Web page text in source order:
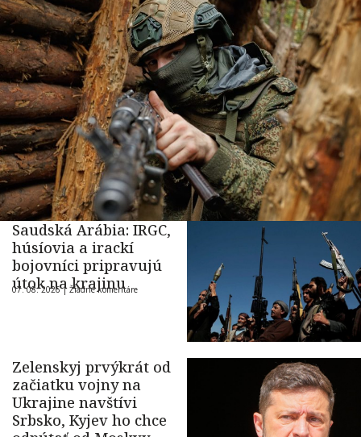
Saudská Arábia: IRGC,
húsíovia a irackí
bojovníci pripravujú
útok na krajinu
07. 08. 2026 |Žiadne komentáre
Zelenskyj prvýkrát od
začiatku vojny na
Ukrajine navštívi
Srbsko, Kyjev ho chce